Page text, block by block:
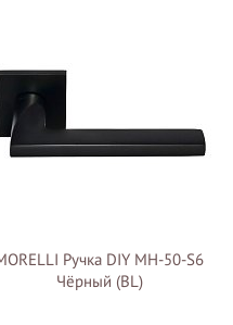
Ручка DIY MH-50-S6
Чёрный (BL)